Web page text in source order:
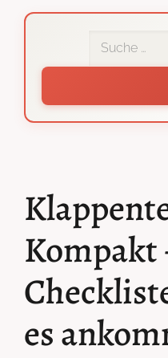
Interne
Suche
es